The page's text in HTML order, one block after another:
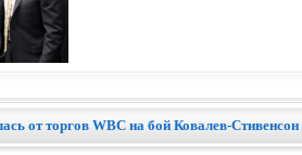
от торгов WBC на бой Ковалев-Стивенсон